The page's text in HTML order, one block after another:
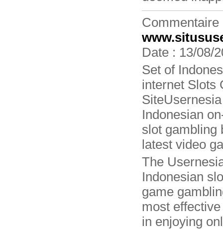
Commentaire
Date : 13/08/
Set of
internet Slots
Indonesian
slot gambling
latest video
The
Indonesian
game
most
in enjoying